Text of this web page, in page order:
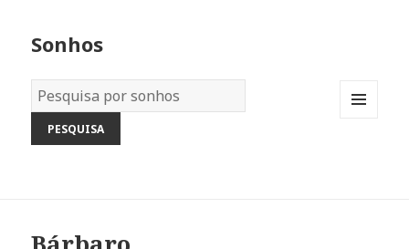
Sonhos
Dicionário
dos
Sonhos: